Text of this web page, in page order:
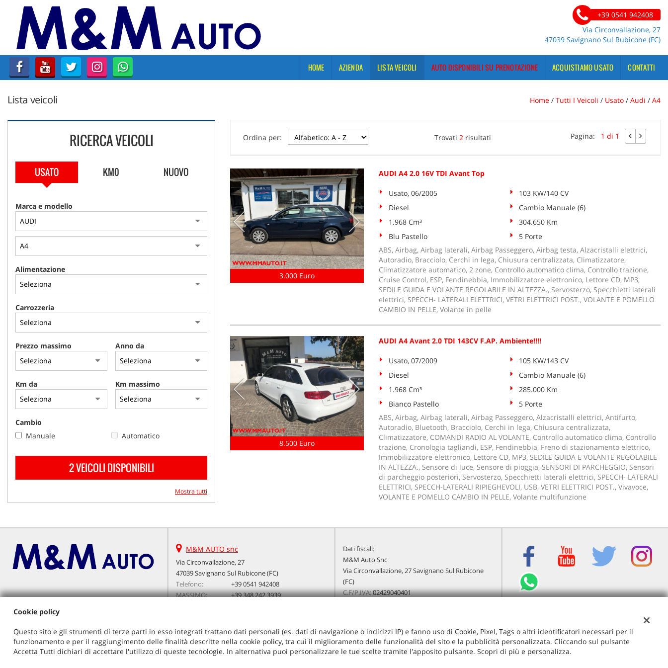
HOME
AZIENDA
LISTA VEICOLI
AUTO DISPONIBILI SU
+39 0541 942408
Via Circonvallazione, 27
47039 Savignano Sul Rubicone (FC)
HOME AZIENDA LISTA VEICOLI AUTO DISPONIBILI SU PRENOTAZIONE ACQUISTIAMO USATO CONTATTI
Lista veicoli Home / Tutti I Veicoli / Usato / Audi / A4
RICERCA VEICOLI
USATO KM0 NUOVO
Marca e modello
Alimentazione
Carrozzeria
Prezzo massimo Anno da
Km da Km massimo
Cambio
Manuale
Automatico
2 VEICOLI DISPONIBILI
Mostra tutti
Ordina per: Trovati2 risultati Pagina: 1 di 1
3.000 Euro
AUDI A4 2.0 16V TDI Avant Top
Usato, 06/2005
103 KW/140 CV
Diesel
Cambio Manuale (6)
1.968 Cm³
304.650 Km
Blu Pastello
5 Porte
ABS, Airbag, Airbag laterali, Airbag Passeggero, Airbag testa, Alzacristalli elettrici,
Autoradio, Bracciolo, Cerchi in lega, Chiusura centralizzata, Climatizzatore,
Climatizzatore automatico, 2 zone, Controllo automatico clima, Controllo trazione,
Cruise Control, ESP, Fendinebbia, Immobilizzatore elettronico, Lettore CD, MP3,
SEDILE GUIDA E VOLANTE REGOLABILE IN ALTEZZA., Servosterzo, Specchietti laterali
elettrici, SPECCH- LATERALI ELETTRICI, VETRI ELETTRICI POST., VOLANTE E POMELLO
CAMBIO IN PELLE, Volante in pelle
8.500 Euro
AUDI A4 Avant 2.0 TDI 143CV F.AP. Ambiente!!!!
Usato, 07/2009
105 KW/143 CV
Diesel
Cambio Manuale (6)
1.968 Cm³
285.000 Km
Bianco Pastello
5 Porte
ABS, Airbag, Airbag laterali, Airbag Passeggero, Alzacristalli elettrici, Antifurto,
Autoradio, Bluetooth, Bracciolo, Cerchi in lega, Chiusura centralizzata,
Climatizzatore, COMANDI RADIO AL VOLANTE, Controllo automatico clima, Controllo
trazione, Cronologia tagliandi, ESP, Fendinebbia, Freno di stazionamento elettrico,
Immobilizzatore elettronico, Lettore CD, MP3, SEDILE GUIDA E VOLANTE REGOLABILE
IN ALTEZZA., Sensore di luce, Sensore di pioggia, SENSORI DI PARCHEGGIO, Sensori
di parcheggio posteriori, Servosterzo, Specchietti laterali elettrici, SPECCH- LATERALI
ELETTRICI, SPECCH-LATERALI RIPIEGHEVOLI, USB, VETRI ELETTRICI POST., Vivavoce,
VOLANTE E POMELLO CAMBIO IN PELLE, Volante multifunzione
M&M AUTO snc
Via Circonvallazione, 27
47039 Savignano Sul Rubicone (FC)
Telefono:
+39 0541 942408
MASSIMO:
+39 348 242 3939
Email:
info@mmauto.it
Email:
mmauto.it@legalmail.it
Indicazioni stradali
Dati fiscali:
M&M Auto Snc
Via Circonvallazione, 27 Savignano Sul Rubicone
(FC)
C.F/P.IVA:02429040401
Cookie policy
Questo sito e gli strumenti di terze parti in esso integrati trattano dati personali (es. dati di navigazione o indirizzi IP) e fanno uso di Cookie, Pixel, Tags o altri identificatori necessari per il
funzionamento e per il raggiungimento delle finalità descritte nella cookie policy, tra cui il miglioramento delle funzionalità del sito e la pubblicità personalizzata. Cliccando sul pulsante
Accetta Tutti dichiari di accettare l'utilizzo di queste tecnologie. In alternativa puoi personalizzare le tue scelte tramite l'apposito pulsante. Scopri di più e personalizza.